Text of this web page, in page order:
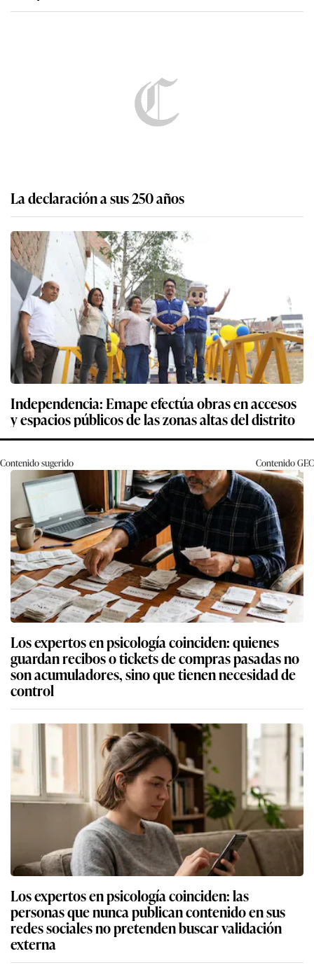
La declaración a sus 250 años
Independencia: Emape efectúa obras en accesos
y espacios públicos de las zonas altas del distrito
Contenido sugerido ContenidoGEC
Los expertos en psicología coinciden: quienes
guardan recibos o tickets de compras pasadas no
son acumuladores, sino que tienen necesidad de
control
Los expertos en psicología coinciden: las
personas que nunca publican contenido en sus
redes sociales no pretenden buscar validación
externa